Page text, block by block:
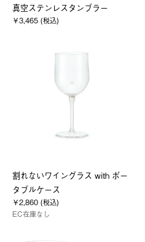
真空ステンレスタンブラー
￥3,465 (税込)
割れないワイングラス with ポー
タブルケース
￥2,860 (税込)
EC在庫なし